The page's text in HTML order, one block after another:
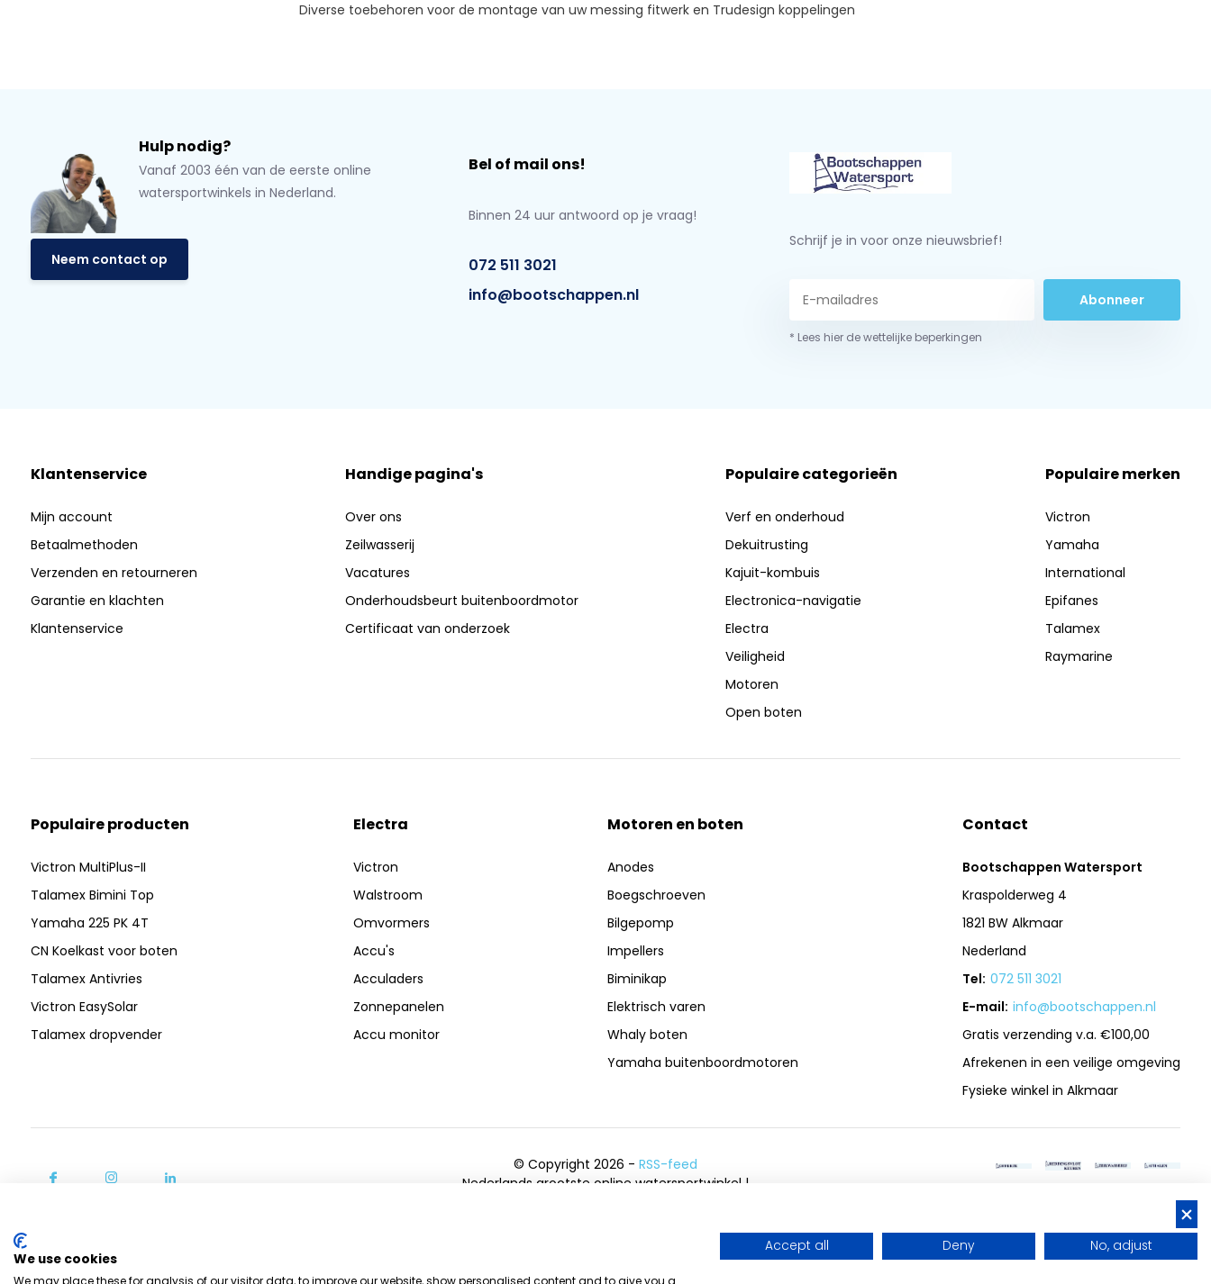
Diverse toebehoren voor de montage van uw messing fitwerk en Trudesign koppelingen
Hulp nodig?
Vanaf 2003 één van de eerste online
watersportwinkels in Nederland.
Neem contact op
Bel of mail ons!
Binnen 24 uur antwoord op je vraag!
072 511 3021
info@bootschappen.nl
Schrijf je in voor onze nieuwsbrief!
Abonneer
* Lees hier de wettelijke beperkingen
Klantenservice
Mijn account
Betaalmethoden
Verzenden en retourneren
Garantie en klachten
Klantenservice
Handige pagina's
Over ons
Zeilwasserij
Vacatures
Onderhoudsbeurt buitenboordmotor
Certificaat van onderzoek
Populaire categorieën
Verf en onderhoud
Dekuitrusting
Kajuit-kombuis
Electronica-navigatie
Electra
Veiligheid
Motoren
Open boten
Populaire merken
Victron
Yamaha
International
Epifanes
Talamex
Raymarine
Populaire producten
Victron MultiPlus-II
Talamex Bimini Top
Yamaha 225 PK 4T
CN Koelkast voor boten
Talamex Antivries
Victron EasySolar
Talamex dropvender
Electra
Victron
Walstroom
Omvormers
Accu's
Acculaders
Zonnepanelen
Accu monitor
Motoren en boten
Anodes
Boegschroeven
Bilgepomp
Impellers
Biminikap
Elektrisch varen
Whaly boten
Yamaha buitenboordmotoren
Contact
Bootschappen Watersport
Kraspolderweg 4
1821 BW Alkmaar
Nederland
Tel: 072 511 3021
E-mail: info@bootschappen.nl
Gratis verzending v.a. €100,00
Afrekenen in een veilige omgeving
Fysieke winkel in Alkmaar
© Copyright 2026 - RSS-feed
Nederlands grootste online watersportwinkel |
We use cookies
We may place these for analysis of our visitor data, to improve our website, show personalised content and to give you a
Accept all Deny No, adjust